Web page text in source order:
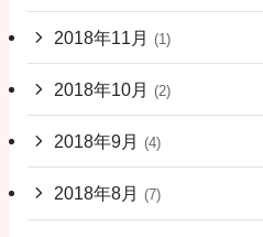
2018年11月 (1)
2018年10月 (2)
2018年9月 (4)
2018年8月 (7)